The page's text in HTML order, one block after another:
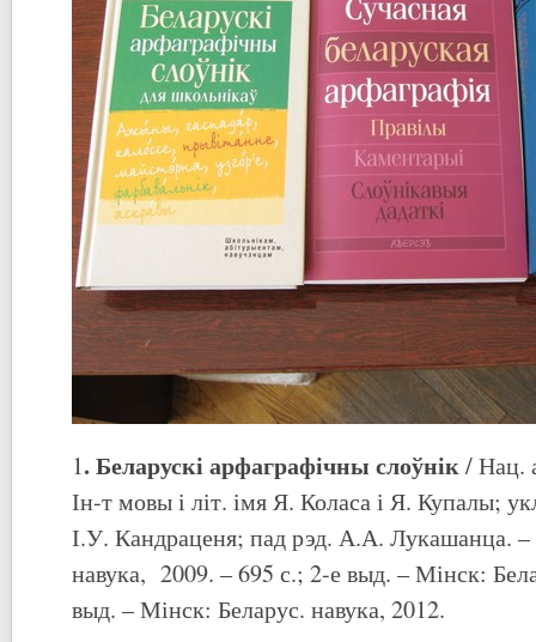
1. Беларускі арфаграфічны слоўнік/ Нац.
Ін-т мовы і літ. імя Я. Коласа і Я. Купалы;
І.У. Кандраценя; пад рэд. А.А. Лукашанца.
навука, 2009. – 695 с.; 2-е выд. – Мінск:
выд. – Мінск: Беларус. навука, 2012.